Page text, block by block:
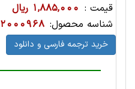
قیمت : 1,885,000 ریال
شناسه محصول: 2000968
خرید ترجمه فارسی و دانلود